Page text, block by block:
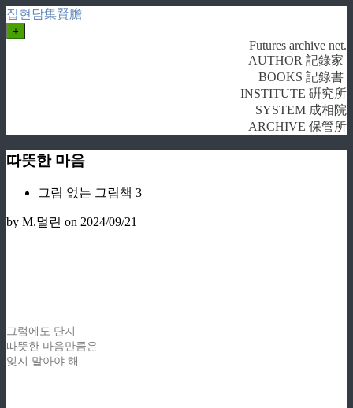
집현담集賢膽
+
Futures archive net.
AUTHOR 記錄家
BOOKS 記錄書
INSTITUTE 硏究所
SYSTEM 成相院
ARCHIVE 保管所
따뜻한 마음
그림 없는 그림책 3
by M.멀린 on 2024/09/21
그럼에도 단지
따뜻한 마음만큼은
잊지 말아야 해